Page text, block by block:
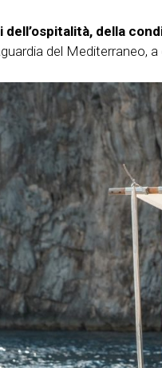
dell’ospitalità, della
del Mediterraneo,